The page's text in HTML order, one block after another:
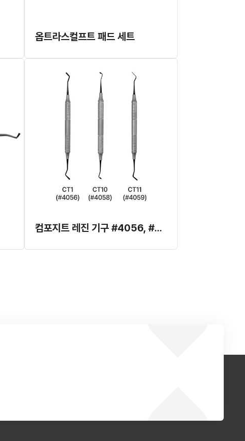
옵트라스컬프트 패드 세트
컴포지트 레진 기구 #4056, #4058, #4059